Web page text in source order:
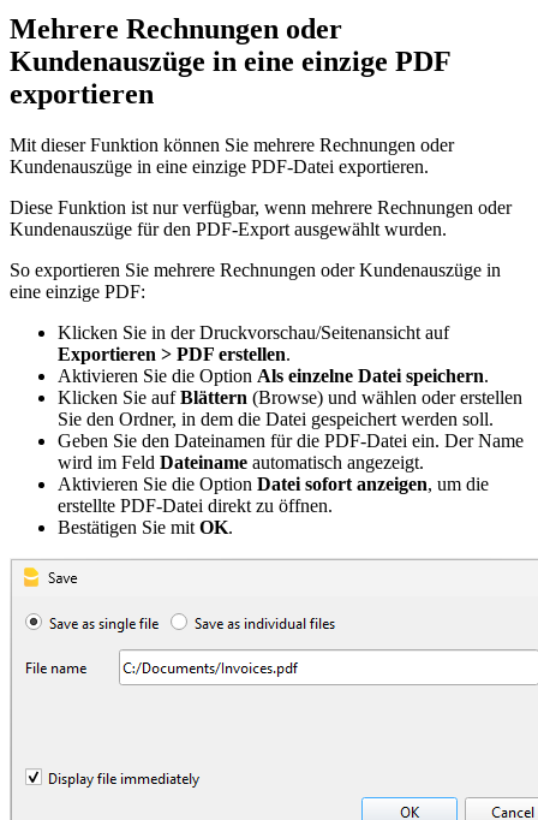
Mehrere Rechnungen oder
Kundenauszüge in eine einzige PDF
exportieren
Mit dieser Funktion können Sie mehrere Rechnungen oder
Kundenauszüge in eine einzige PDF-Datei exportieren.
Diese Funktion ist nur verfügbar, wenn mehrere Rechnungen oder
Kundenauszüge für den PDF-Export ausgewählt wurden.
So exportieren Sie mehrere Rechnungen oder Kundenauszüge in
eine einzige PDF:
Klicken Sie in der Druckvorschau/Seitenansicht auf
Exportieren > PDF erstellen.
Aktivieren Sie die Option Als einzelne Datei speichern.
Klicken Sie aufBlättern (Browse) und wählen oder erstellen
Sie den Ordner, in dem die Datei gespeichert werden soll.
Geben Sie den Dateinamen für die PDF-Datei ein. Der Name
wird im Feld Dateiname automatisch angezeigt.
Aktivieren Sie die Option Datei sofort anzeigen, um die
erstellte PDF-Datei direkt zu öffnen.
Bestätigen Sie mit OK.